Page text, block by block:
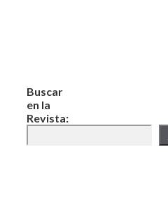
Buscar
en la
Revista: